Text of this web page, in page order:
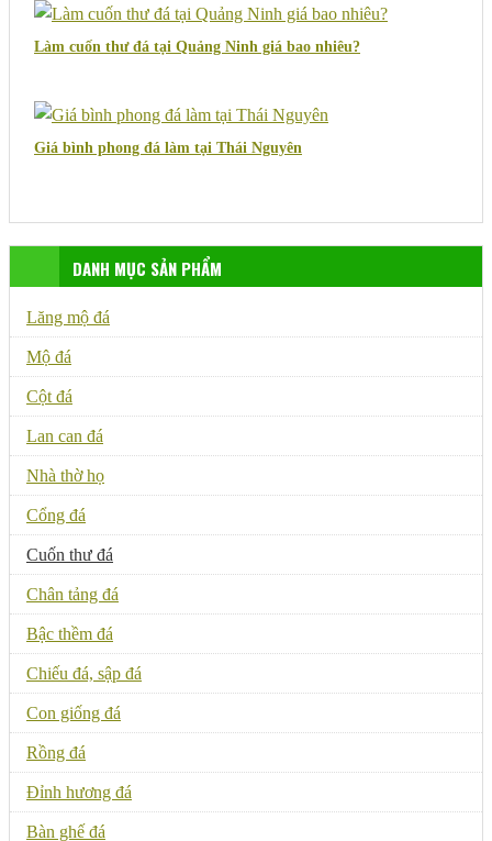
Làm cuốn thư đá tại Quảng Ninh giá bao nhiêu?
Giá bình phong đá làm tại Thái Nguyên
DANH MỤC SẢN PHẨM
Lăng mộ đá
Mộ đá
Cột đá
Lan can đá
Nhà thờ họ
Cổng đá
Cuốn thư đá
Chân tảng đá
Bậc thềm đá
Chiếu đá, sập đá
Con giống đá
Rồng đá
Đỉnh hương đá
Bàn ghế đá